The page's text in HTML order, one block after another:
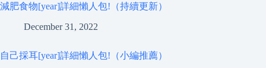
減肥食物[year]詳細懶人包!（持續更新）
December 31, 2022
自己採耳[year]詳細懶人包!（小編推薦）